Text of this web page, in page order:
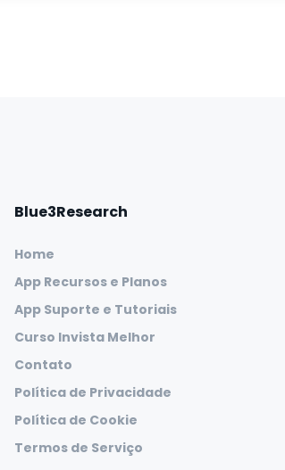
Blue3Research
Home
App Recursos e Planos
App Suporte e Tutoriais
Curso Invista Melhor
Contato
Política de Privacidade
Política de Cookie
Termos de Serviço